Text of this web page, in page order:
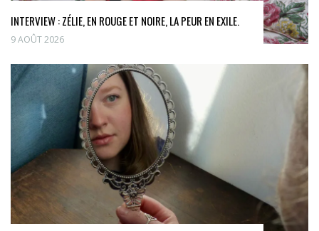
INTERVIEW : ZÉLIE, EN ROUGE ET NOIRE, LA PEUR EN EXILE.
9 AOÛT 2026